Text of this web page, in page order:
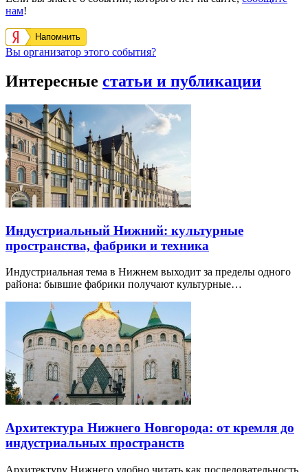
нам!
Напомнить
Вы организатор этого события?
Интересные статьи и публикации
Индустриальный Нижний: культурные
пространства, фабрики и техника
Индустриальная тема в Нижнем выходит за пределы одного
района: бывшие фабрики получают культурные…
Архитектура Нижнего Новгорода: от кремля до
индустриальных пространств
Архитектуру Нижнего удобно читать как последовательность